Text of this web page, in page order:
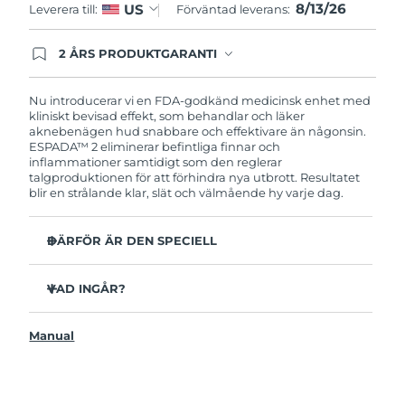
Leverera till: US Förväntad leverans: 8/13/26
2 ÅRS PRODUKTGARANTI
utan extra kostnad om du får problem med den
inom två år efter inköpsdatum.
Nu introducerar vi en FDA-godkänd medicinsk enhet med
kliniskt bevisad effekt, som behandlar och läker
aknebenägen hud snabbare och effektivare än någonsin.‏
ESPADA™ 2 eliminerar befintliga finnar och
inflammationer samtidigt som den reglerar
talgproduktionen för att förhindra nya utbrott. Resultatet
blir en strålande klar, slät och välmående hy varje dag.
DÄRFÖR ÄR DEN SPECIELL
användningen.
100% av användarna uppger att huden ser klarare ut.
4 av 5 användare rapporterar minskad akne.
VAD INGÅR?
USB-laddkabel
Manual
Filippinerna Förväntad leverans8/15/26
Polen Förväntad leverans
Portugal Förväntad leverans8/12/26
Puerto Rico Förväntad leverans
Qatar Förväntad leverans 8/13/26
Réunion
Ryssland Förväntad leverans8/20/26